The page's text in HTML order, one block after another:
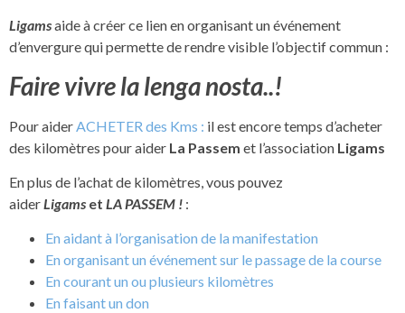
Ligamsaide à créer ce lien en organisant un événement
d’envergure qui permette de rendre visible l’objectif commun :
Faire vivre la lenga nosta..!
Pour aider ACHETER des Kms : il est encore temps d’acheter
des kilomètres pour aider La Passem et l’association Ligams
En plus de l’achat de kilomètres, vous pouvez
aiderLigams et LA PASSEM ! :
En aidant à l’organisation de la manifestation
En organisant un événement sur le passage de la course
En courant un ou plusieurs kilomètres
En faisant un don